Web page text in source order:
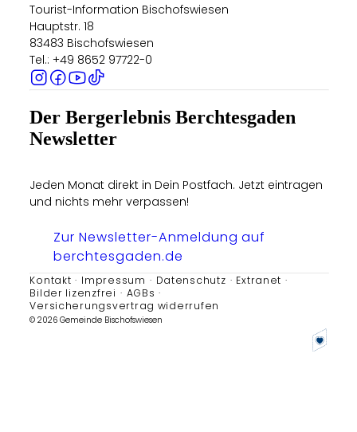
Tourist-Information Bischofswiesen
Hauptstr. 18
83483 Bischofswiesen
Tel.: +49 8652 97722-0
Der Bergerlebnis Berchtesgaden
Newsletter
Jeden Monat direkt in Dein Postfach. Jetzt eintragen
und nichts mehr verpassen!
Zur Newsletter-Anmeldung auf
berchtesgaden.de
Kontakt Impressum Datenschutz
Extranet
Bilder lizenzfrei
AGBs
Versicherungsvertrag widerrufen
© 2026 Gemeinde Bischofswiesen